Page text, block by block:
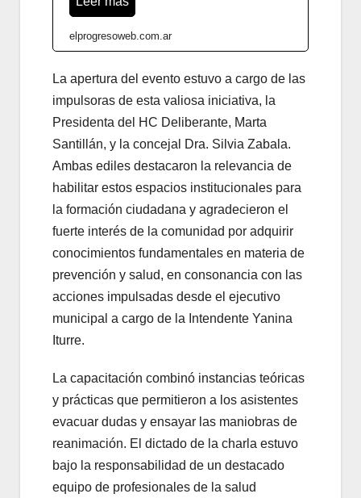
elprogresoweb.com.ar
La apertura del evento estuvo a cargo de las
impulsoras de esta valiosa iniciativa, la
Presidenta del HC Deliberante, Marta
Santillán, y la concejal Dra. Silvia Zabala.
Ambas ediles destacaron la relevancia de
habilitar estos espacios institucionales para
la formación ciudadana y agradecieron el
fuerte interés de la comunidad por adquirir
conocimientos fundamentales en materia de
prevención y salud, en consonancia con las
acciones impulsadas desde el ejecutivo
municipal a cargo de la Intendente Yanina
Iturre.
La capacitación combinó instancias teóricas
y prácticas que permitieron a los asistentes
evacuar dudas y ensayar las maniobras de
reanimación. El dictado de la charla estuvo
bajo la responsabilidad de un destacado
equipo de profesionales de la salud